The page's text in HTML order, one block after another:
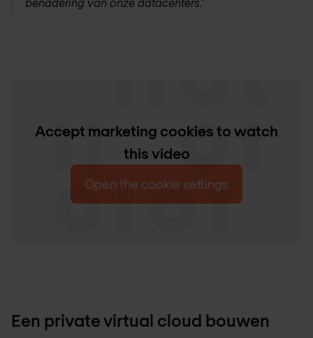
Accept marketing cookies to watch
this video
Open the cookie settings
Een private virtual cloud bouwen